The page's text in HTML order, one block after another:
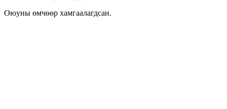
Оюуны өмчөөр хамгаалагдсан.